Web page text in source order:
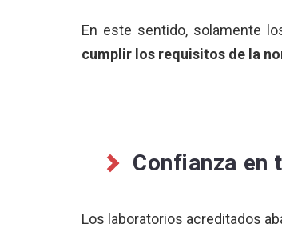
En este sentido, solamente
cumplir los requisitos de la
Confianza en
Los laboratorios acreditados